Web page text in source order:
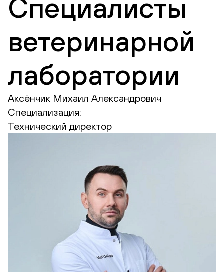
Специалисты
ветеринарной
лаборатории
Аксёнчик Михаил Александрович
Специализация:
Технический директор